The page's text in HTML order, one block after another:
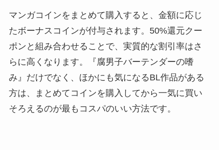
マンガコインをまとめて購入すると、金額に応じ
たボーナスコインが付与されます。50%還元クー
ポンと組み合わせることで、実質的な割引率はさ
らに高くなります。『腐男子バーテンダーの嗜
み』だけでなく、ほかにも気になるBL作品がある
方は、まとめてコインを購入してから一気に買い
そろえるのが最もコスパのいい方法です。